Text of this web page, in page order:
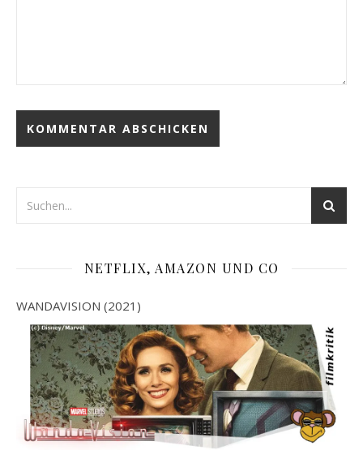
NETFLIX, AMAZON UND CO
WANDAVISION (2021)